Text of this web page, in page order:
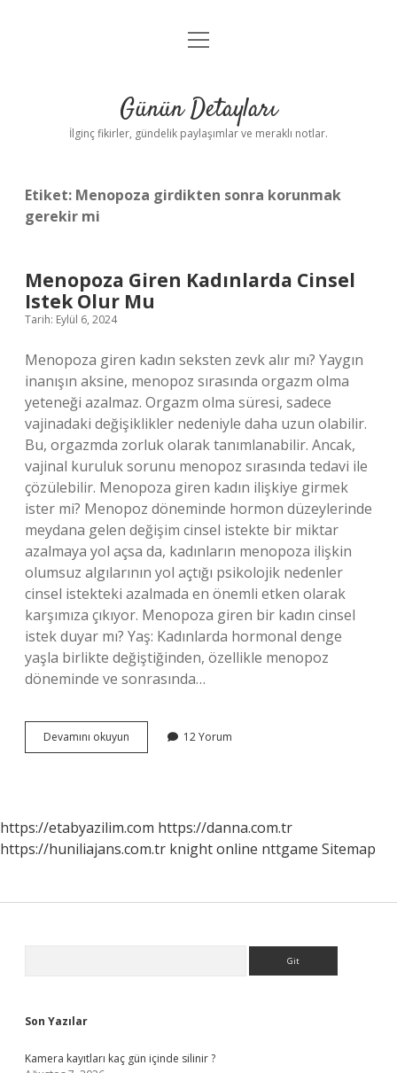
Gizlilik Politikası
Yasal Uyarı
menüyü
Günün Detayları
İlginç fikirler, gündelik paylaşımlar ve meraklı notlar.
Etiket: Menopoza girdikten sonra korunmak
gerekir mi
Menopoza Giren Kadınlarda Cinsel
Istek Olur Mu
Tarih: Eylül 6, 2024
Menopoza giren kadın seksten zevk alır mı? Yaygın
inanışın aksine, menopoz sırasında orgazm olma
yeteneği azalmaz. Orgazm olma süresi, sadece
vajinadaki değişiklikler nedeniyle daha uzun olabilir.
Bu, orgazmda zorluk olarak tanımlanabilir. Ancak,
vajinal kuruluk sorunu menopoz sırasında tedavi ile
çözülebilir. Menopoza giren kadın ilişkiye girmek
ister mi? Menopoz döneminde hormon düzeylerinde
meydana gelen değişim cinsel istekte bir miktar
azalmaya yol açsa da, kadınların menopoza ilişkin
olumsuz algılarının yol açtığı psikolojik nedenler
cinsel istekteki azalmada en önemli etken olarak
karşımıza çıkıyor. Menopoza giren bir kadın cinsel
istek duyar mı? Yaş: Kadınlarda hormonal denge
yaşla birlikte değiştiğinden, özellikle menopoz
döneminde ve sonrasında…
Devamını okuyun Menopoza
Giren
Mu
12 Yorum
https://etabyazilim.com https://danna.com.tr
https://huniliajans.com.tr knight online nttgame Sitemap
Son Yazılar
Kamera kayıtları kaç gün içinde silinir ?